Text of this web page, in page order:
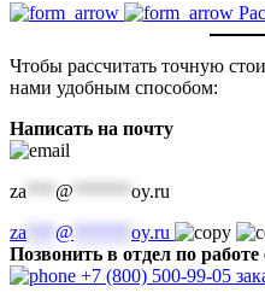
Чтобы рассчитать точную
нами удобным способом:
Написать на почту
za @
oy.ru
za
@
oy.ru
Позвонить в отдел по
+7 (800) 500-99-05